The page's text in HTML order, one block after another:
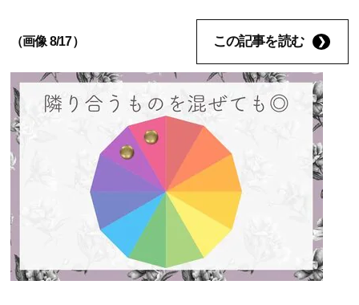
（画像 8/17） この記事を読む